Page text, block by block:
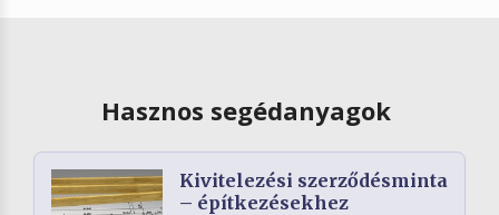
Hasznos segédanyagok
Kivitelezési szerződésminta
– építkezésekhez